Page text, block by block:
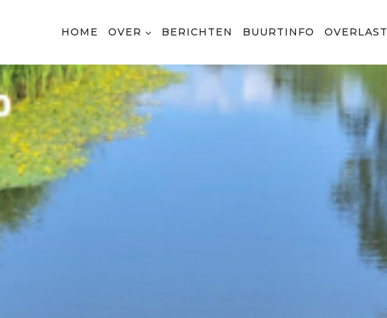
HOME OVER BERICHTEN BUURTINFO OVERLAST